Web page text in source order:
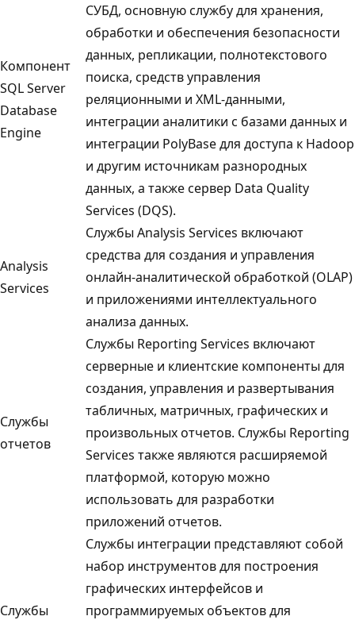
Компонент
SQL Server
Database
Engine
СУБД, основную службу для хранения,
обработки и обеспечения безопасности
данных, репликации, полнотекстового
поиска, средств управления
реляционными и XML-данными,
интеграции аналитики с базами данных и
интеграции PolyBase для доступа к Hadoop
и другим источникам разнородных
данных, а также сервер Data Quality
Services (DQS).
Analysis
Services
Службы Analysis Services включают
средства для создания и управления
онлайн-аналитической обработкой (OLAP)
и приложениями интеллектуального
анализа данных.
Службы
отчетов
Службы Reporting Services включают
серверные и клиентские компоненты для
создания, управления и развертывания
табличных, матричных, графических и
произвольных отчетов. Службы Reporting
Services также являются расширяемой
платформой, которую можно
использовать для разработки
приложений отчетов.
Службы
Службы интеграции представляют собой
набор инструментов для построения
графических интерфейсов и
программируемых объектов для